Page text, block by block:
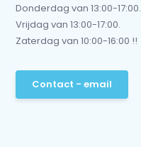
Donderdag van 13:00-17:00.
Vrijdag van 13:00-17:00.
Zaterdag van 10:00-16:00 !!
Contact - email